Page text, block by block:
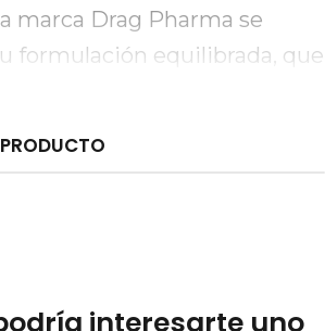
marca Drag Pharma se
formulación equilibrada, que
general de su
interesarte uno